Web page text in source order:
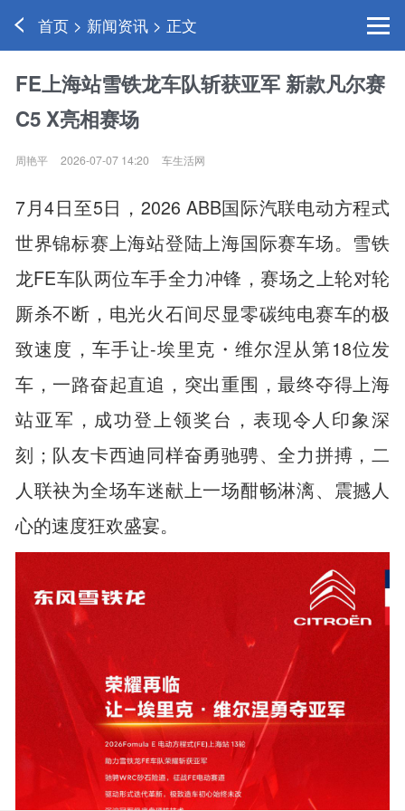
首页 > 新闻资讯 > 正文
FE上海站雪铁龙车队斩获亚军 新款凡尔赛
C5 X亮相赛场
周艳平 2026-07-07 14:20 车生活网
7月4日至5日，2026 ABB国际汽联电动方程式
世界锦标赛上海站登陆上海国际赛车场。雪铁
龙FE车队两位车手全力冲锋，赛场之上轮对轮
厮杀不断，电光火石间尽显零碳纯电赛车的极
致速度，车手让-埃里克・维尔涅从第18位发
车，一路奋起直追，突出重围，最终夺得上海
站亚军，成功登上领奖台，表现令人印象深
刻；队友卡西迪同样奋勇驰骋、全力拼搏，二
人联袂为全场车迷献上一场酣畅淋漓、震撼人
心的速度狂欢盛宴。